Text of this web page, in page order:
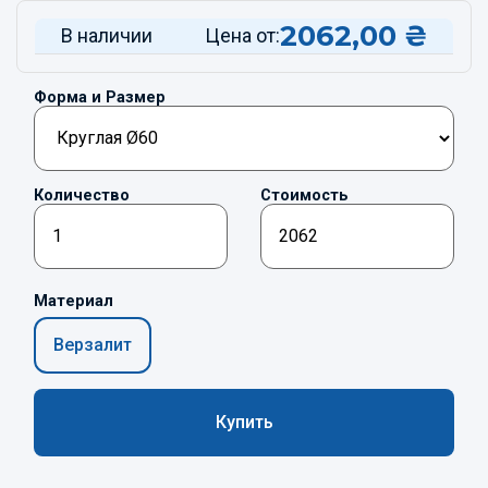
В наличии Цена от:2062,00 ₴
Форма и Размер
Количество Стоимость
Материал
Верзалит
Купить